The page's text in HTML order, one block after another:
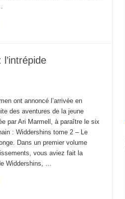
ont annoncé l’arrivée en
des aventures de la jeune
par Ari Marmell, à paraître le six
: Widdershins tome 2 – Le
Dans un premier volume
vous aviez fait la
Widdershins, …